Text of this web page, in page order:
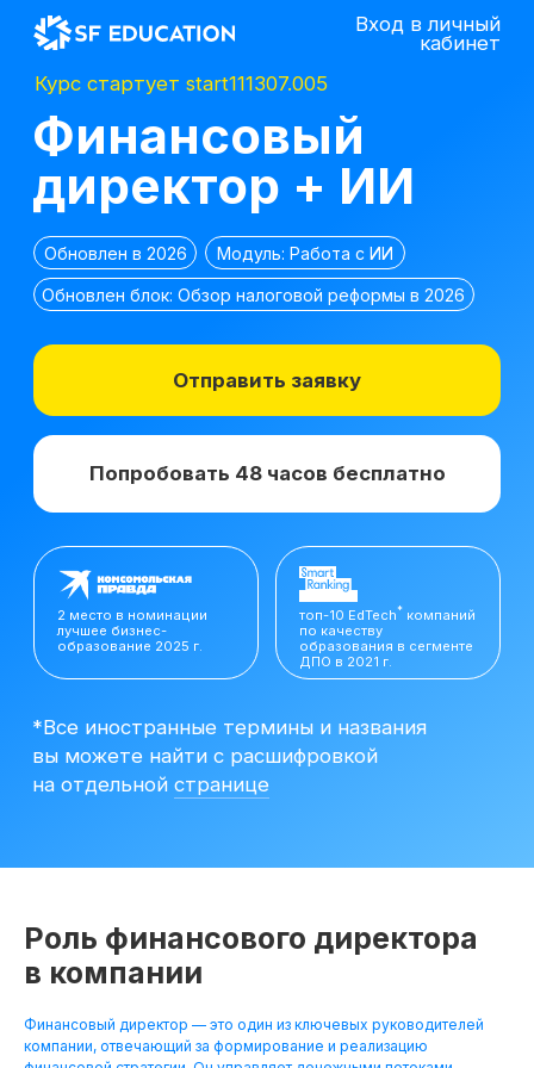
Вход в личный
кабинет
Обновлен в 2026
Обновлен блок: Обзор налоговой реформы в 2026
Модуль: Работа с ИИ
Финансовый
директор + ИИ
Отправить заявку
*
ДПО в 2021 г.
2 место в номинации
на отдельной
Роль финансового директора
в компании
Финансовый директор — это один из ключевых руководителей
компании, отвечающий за формирование и реализацию
Резюме